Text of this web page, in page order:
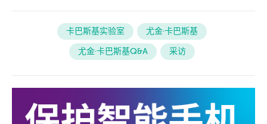
卡巴斯基实验室
尤金·卡巴斯基
尤金·卡巴斯基Q&A
采访